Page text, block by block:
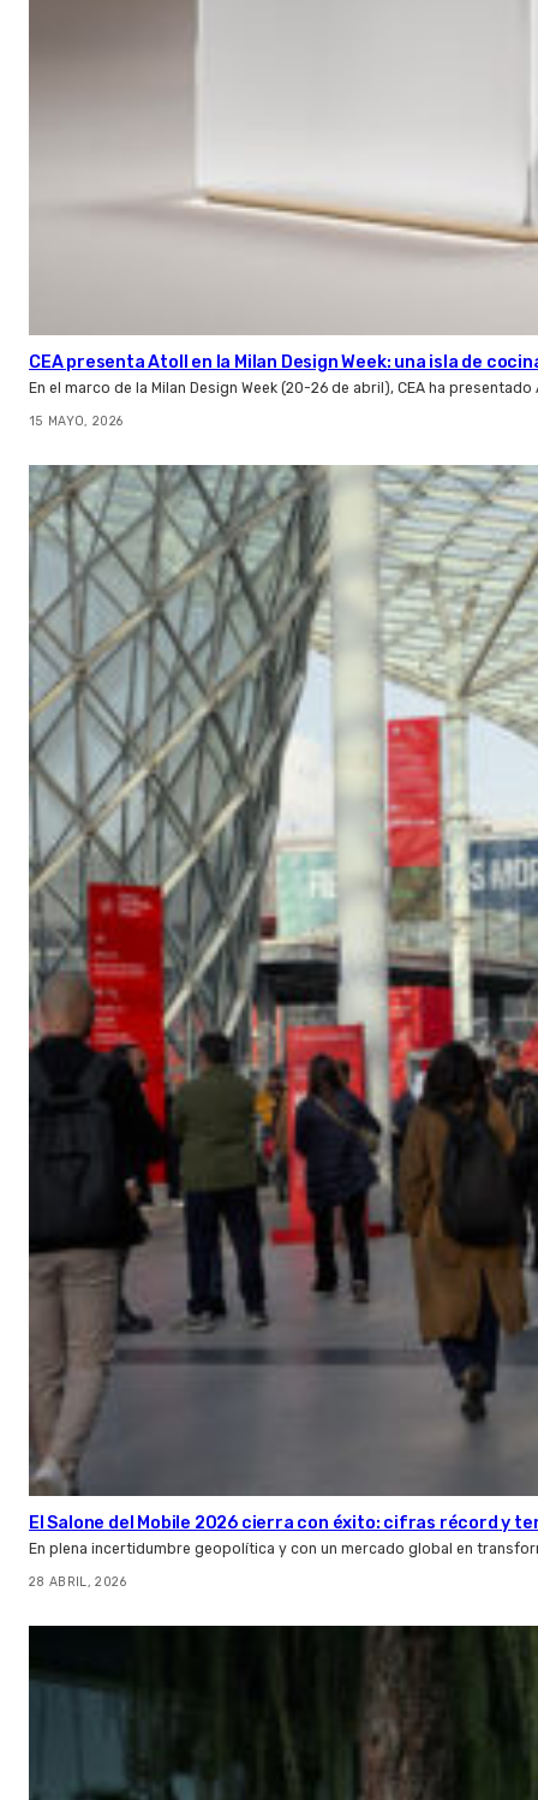
CEA presenta Atoll en la Milan Design Week: una isla de
En el marco de la Milan Design Week (20-26 de abril), CEA ha presentado
15 MAYO, 2026
El Salone del Mobile 2026 cierra con éxito: cifras récord y
En plena incertidumbre geopolítica y con un mercado global en
28 ABRIL, 2026